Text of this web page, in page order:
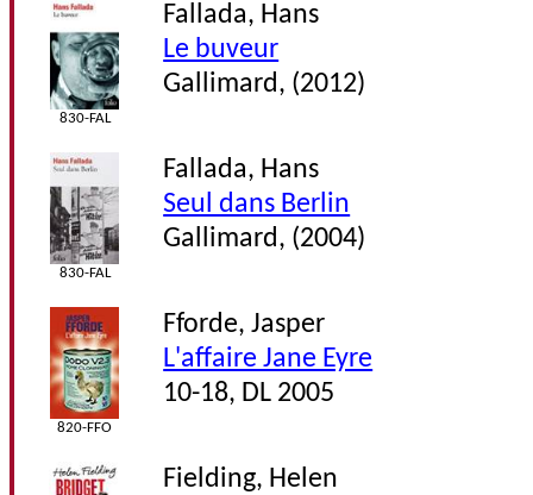
830-FAL
Fallada, Hans
Le buveur
Gallimard, (2012)
830-FAL
Fallada, Hans
Seul dans Berlin
Gallimard, (2004)
820-FFO
Fforde, Jasper
L'affaire Jane Eyre
10-18, DL 2005
Fielding, Helen